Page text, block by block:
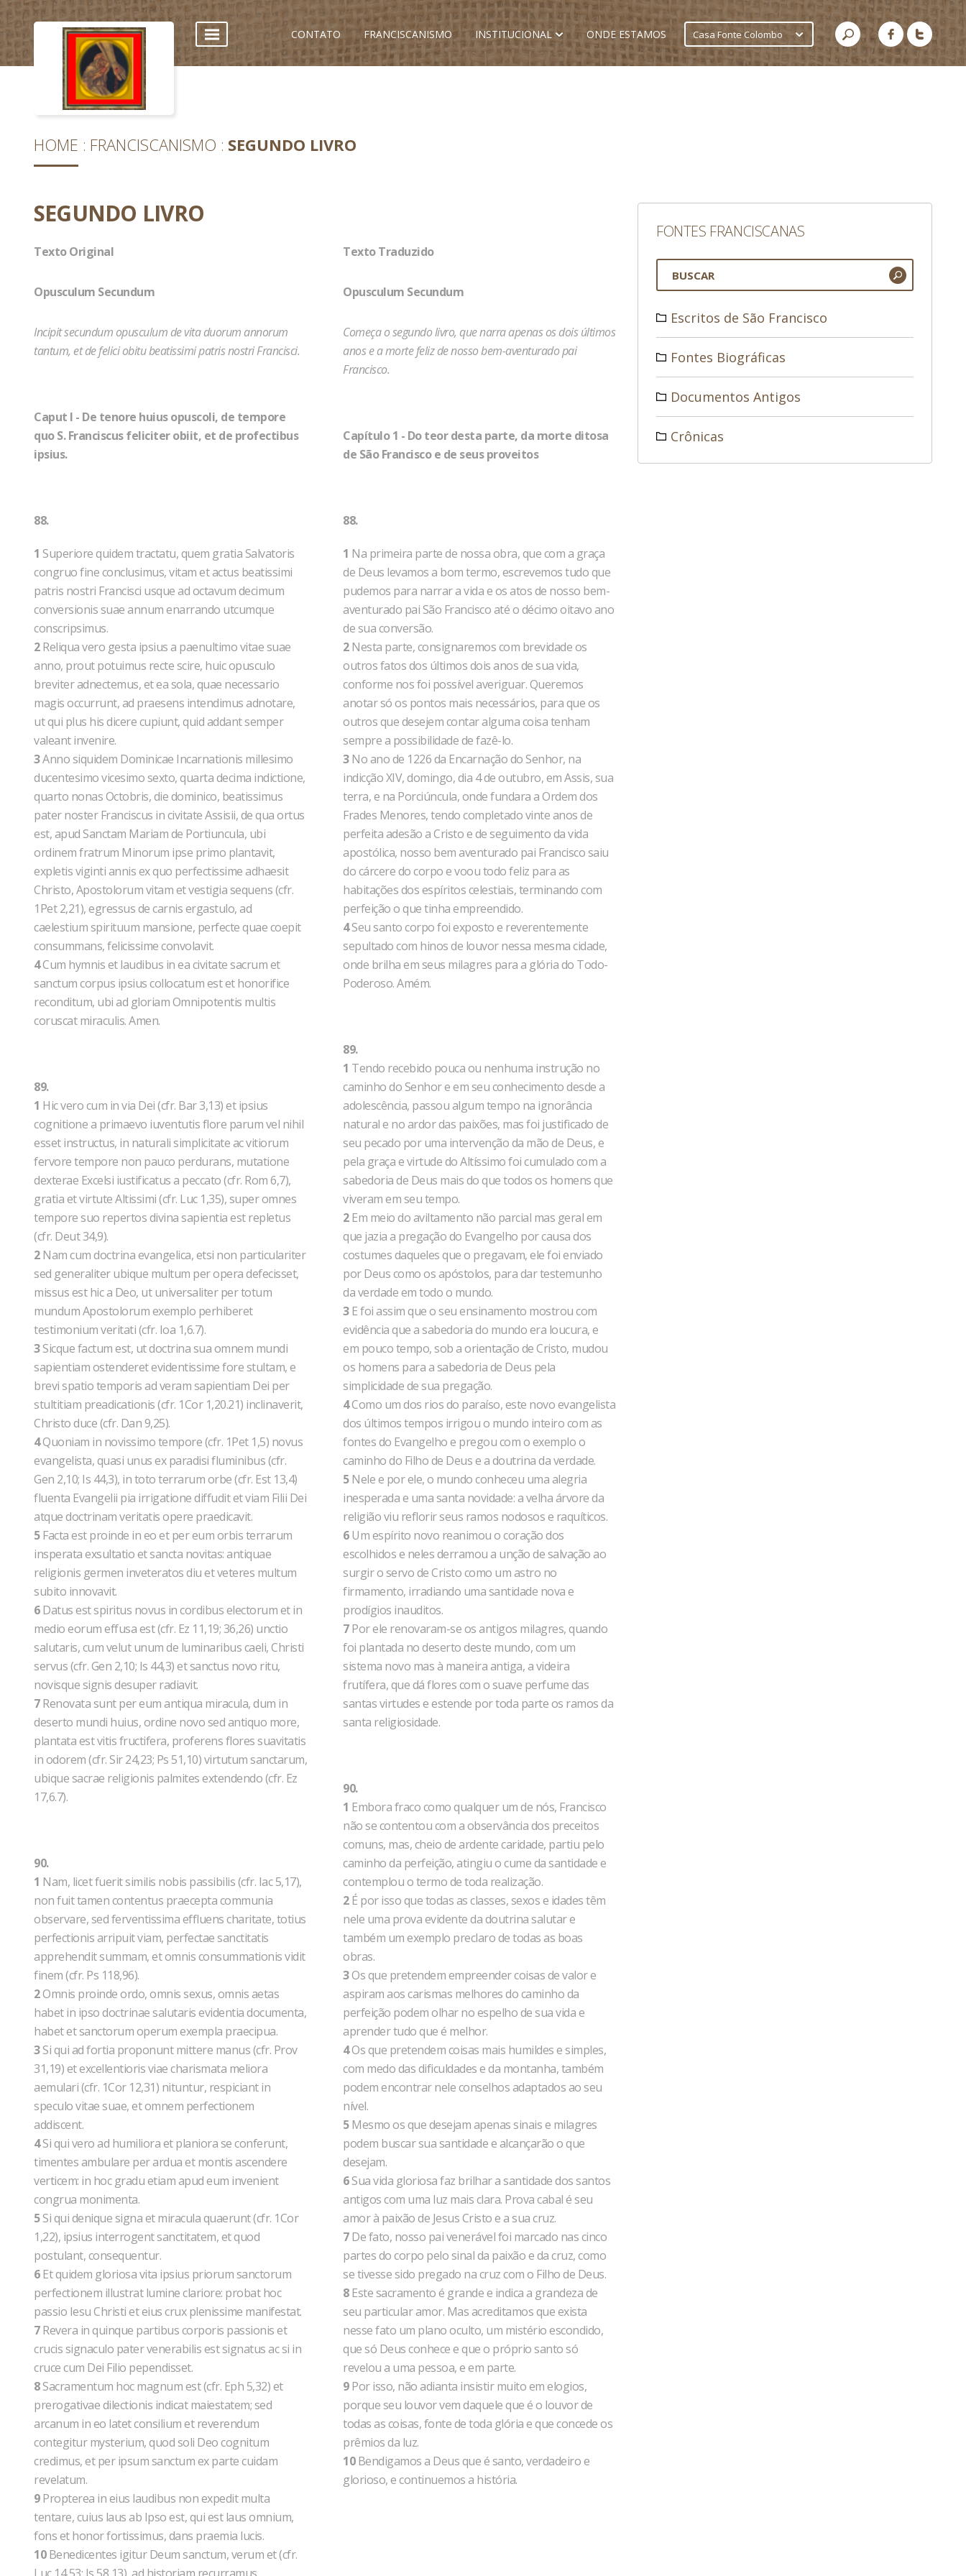
CONTATO FRANCISCANISMO INSTITUCIONAL ONDE ESTAMOS Casa Fonte Colombo
HOME FRANCISCANISMO SEGUNDO LIVRO
SEGUNDO LIVRO
Texto Original
Opusculum Secundum
Incipit secundum opusculum de vita duorum annorum
tantum, et de felici obitu beatissimi patris nostri Francisci.
Caput I - De tenore huius opuscoli, de tempore
quo S. Franciscus feliciter obiit, et de profectibus
ipsius.
88.
1 Superiore quidem tractatu, quem gratia Salvatoris
congruo fine conclusimus, vitam et actus beatissimi
patris nostri Francisci usque ad octavum decimum
conversionis suae annum enarrando utcumque
conscripsimus.
2Reliqua vero gesta ipsius a paenultimo vitae suae
anno, prout potuimus recte scire, huic opusculo
breviter adnectemus, et ea sola, quae necessario
magis occurrunt, ad praesens intendimus adnotare,
ut qui plus his dicere cupiunt, quid addant semper
valeant invenire.
3Anno siquidem Dominicae Incarnationis millesimo
ducentesimo vicesimo sexto, quarta decima indictione,
quarto nonas Octobris, die dominico, beatissimus
pater noster Franciscus in civitate Assisii, de qua ortus
est, apud Sanctam Mariam de Portiuncula, ubi
ordinem fratrum Minorum ipse primo plantavit,
expletis viginti annis ex quo perfectissime adhaesit
Christo, Apostolorum vitam et vestigia sequens (cfr.
1Pet 2,21), egressus de carnis ergastulo, ad
caelestium spirituum mansione, perfecte quae coepit
consummans, felicissime convolavit.
4Cum hymnis et laudibus in ea civitate sacrum et
sanctum corpus ipsius collocatum est et honorifice
reconditum, ubi ad gloriam Omnipotentis multis
coruscat miraculis. Amen.
89.
1 Hic vero cum in via Dei (cfr. Bar 3,13) et ipsius
cognitione a primaevo iuventutis flore parum vel nihil
esset instructus, in naturali simplicitate ac vitiorum
fervore tempore non pauco perdurans, mutatione
dexterae Excelsi iustificatus a peccato (cfr. Rom 6,7),
gratia et virtute Altissimi (cfr. Luc 1,35), super omnes
tempore suo repertos divina sapientia est repletus
(cfr. Deut 34,9).
2Nam cum doctrina evangelica, etsi non particulariter
sed generaliter ubique multum per opera defecisset,
missus est hic a Deo, ut universaliter per totum
mundum Apostolorum exemplo perhiberet
testimonium veritati (cfr. Ioa 1,6.7).
3Sicque factum est, ut doctrina sua omnem mundi
sapientiam ostenderet evidentissime fore stultam, e
brevi spatio temporis ad veram sapientiam Dei per
stultitiam preadicationis (cfr. 1Cor 1,20.21) inclinaverit,
Christo duce (cfr. Dan 9,25).
4Quoniam in novissimo tempore (cfr. 1Pet 1,5) novus
evangelista, quasi unus ex paradisi fluminibus (cfr.
Gen 2,10; Is 44,3), in toto terrarum orbe (cfr. Est 13,4)
fluenta Evangelii pia irrigatione diffudit et viam Filii Dei
atque doctrinam veritatis opere praedicavit.
5Facta est proinde in eo et per eum orbis terrarum
insperata exsultatio et sancta novitas: antiquae
religionis germen inveteratos diu et veteres multum
subito innovavit.
6Datus est spiritus novus in cordibus electorum et in
medio eorum effusa est (cfr. Ez 11,19; 36,26) unctio
salutaris, cum velut unum de luminaribus caeli, Christi
servus (cfr. Gen 2,10; Is 44,3) et sanctus novo ritu,
novisque signis desuper radiavit.
7Renovata sunt per eum antiqua miracula, dum in
deserto mundi huius, ordine novo sed antiquo more,
plantata est vitis fructifera, proferens flores suavitatis
in odorem (cfr. Sir 24,23; Ps 51,10) virtutum sanctarum,
ubique sacrae religionis palmites extendendo (cfr. Ez
17,6.7).
90.
1 Nam, licet fuerit similis nobis passibilis (cfr. Iac 5,17),
non fuit tamen contentus praecepta communia
observare, sed ferventissima effluens charitate, totius
perfectionis arripuit viam, perfectae sanctitatis
apprehendit summam, et omnis consummationis vidit
finem (cfr. Ps 118,96).
2Omnis proinde ordo, omnis sexus, omnis aetas
habet in ipso doctrinae salutaris evidentia documenta,
habet et sanctorum operum exempla praecipua.
3Si qui ad fortia proponunt mittere manus (cfr. Prov
31,19) et excellentioris viae charismata meliora
aemulari (cfr. 1Cor 12,31) nituntur, respiciant in
speculo vitae suae, et omnem perfectionem
addiscent.
4Si qui vero ad humiliora et planiora se conferunt,
timentes ambulare per ardua et montis ascendere
verticem: in hoc gradu etiam apud eum invenient
congrua monimenta.
5Si qui denique signa et miracula quaerunt (cfr. 1Cor
1,22), ipsius interrogent sanctitatem, et quod
postulant, consequentur.
6Et quidem gloriosa vita ipsius priorum sanctorum
perfectionem illustrat lumine clariore: probat hoc
passio Iesu Christi et eius crux plenissime manifestat.
7Revera in quinque partibus corporis passionis et
crucis signaculo pater venerabilis est signatus ac si in
cruce cum Dei Filio pependisset.
8Sacramentum hoc magnum est (cfr. Eph 5,32) et
prerogativae dilectionis indicat maiestatem; sed
arcanum in eo latet consilium et reverendum
contegitur mysterium, quod soli Deo cognitum
credimus, et per ipsum sanctum ex parte cuidam
revelatum.
9Propterea in eius laudibus non expedit multa
tentare, cuius laus ab Ipso est, qui est laus omnium,
fons et honor fortissimus, dans praemia lucis.
10Benedicentes igitur Deum sanctum, verum et (cfr.
Texto Traduzido
Opusculum Secundum
Começa o segundo livro, que narra apenas os dois últimos
anos e a morte feliz de nosso bem-aventurado pai
Francisco.
Capítulo 1 - Do teor desta parte, da morte ditosa
de São Francisco e de seus proveitos
88.
1 Na primeira parte de nossa obra, que com a graça
de Deus levamos a bom termo, escrevemos tudo que
pudemos para narrar a vida e os atos de nosso bem-
aventurado pai São Francisco até o décimo oitavo ano
de sua conversão.
2Nesta parte, consignaremos com brevidade os
outros fatos dos últimos dois anos de sua vida,
conforme nos foi possível averiguar. Queremos
anotar só os pontos mais necessários, para que os
outros que desejem contar alguma coisa tenham
sempre a possibilidade de fazê-lo.
3No ano de 1226 da Encarnação do Senhor, na
indicção XIV, domingo, dia 4 de outubro, em Assis, sua
terra, e na Porciúncula, onde fundara a Ordem dos
Frades Menores, tendo completado vinte anos de
perfeita adesão a Cristo e de seguimento da vida
apostólica, nosso bem aventurado pai Francisco saiu
do cárcere do corpo e voou todo feliz para as
habitações dos espíritos celestiais, terminando com
perfeição o que tinha empreendido.
4Seu santo corpo foi exposto e reverentemente
sepultado com hinos de louvor nessa mesma cidade,
onde brilha em seus milagres para a glória do Todo-
Poderoso. Amém.
89.
1 Tendo recebido pouca ou nenhuma instrução no
caminho do Senhor e em seu conhecimento desde a
adolescência, passou algum tempo na ignorância
natural e no ardor das paixões, mas foi justificado de
seu pecado por uma intervenção da mão de Deus, e
pela graça e virtude do Altíssimo foi cumulado com a
sabedoria de Deus mais do que todos os homens que
viveram em seu tempo.
2Em meio do aviltamento não parcial mas geral em
que jazia a pregação do Evangelho por causa dos
costumes daqueles que o pregavam, ele foi enviado
por Deus como os apóstolos, para dar testemunho
da verdade em todo o mundo.
3E foi assim que o seu ensinamento mostrou com
evidência que a sabedoria do mundo era loucura, e
em pouco tempo, sob a orientação de Cristo, mudou
os homens para a sabedoria de Deus pela
simplicidade de sua pregação.
4Como um dos rios do paraíso, este novo evangelista
dos últimos tempos irrigou o mundo inteiro com as
fontes do Evangelho e pregou com o exemplo o
caminho do Filho de Deus e a doutrina da verdade.
5Nele e por ele, o mundo conheceu uma alegria
inesperada e uma santa novidade: a velha árvore da
religião viu reflorir seus ramos nodosos e raquíticos.
6Um espírito novo reanimou o coração dos
escolhidos e neles derramou a unção de salvação ao
surgir o servo de Cristo como um astro no
firmamento, irradiando uma santidade nova e
prodígios inauditos.
7Por ele renovaram-se os antigos milagres, quando
foi plantada no deserto deste mundo, com um
sistema novo mas à maneira antiga, a videira
frutífera, que dá flores com o suave perfume das
santas virtudes e estende por toda parte os ramos da
santa religiosidade.
90.
1 Embora fraco como qualquer um de nós, Francisco
não se contentou com a observância dos preceitos
comuns, mas, cheio de ardente caridade, partiu pelo
caminho da perfeição, atingiu o cume da santidade e
contemplou o termo de toda realização.
2É por isso que todas as classes, sexos e idades têm
nele uma prova evidente da doutrina salutar e
também um exemplo preclaro de todas as boas
obras.
3Os que pretendem empreender coisas de valor e
aspiram aos carismas melhores do caminho da
perfeição podem olhar no espelho de sua vida e
aprender tudo que é melhor.
4Os que pretendem coisas mais humildes e simples,
com medo das dificuldades e da montanha, também
podem encontrar nele conselhos adaptados ao seu
nível.
5Mesmo os que desejam apenas sinais e milagres
podem buscar sua santidade e alcançarão o que
desejam.
6Sua vida gloriosa faz brilhar a santidade dos santos
antigos com uma luz mais clara. Prova cabal é seu
amor à paixão de Jesus Cristo e a sua cruz.
7De fato, nosso pai venerável foi marcado nas cinco
partes do corpo pelo sinal da paixão e da cruz, como
se tivesse sido pregado na cruz com o Filho de Deus.
8Este sacramento é grande e indica a grandeza de
seu particular amor. Mas acreditamos que exista
nesse fato um plano oculto, um mistério escondido,
que só Deus conhece e que o próprio santo só
revelou a uma pessoa, e em parte.
9Por isso, não adianta insistir muito em elogios,
porque seu louvor vem daquele que é o louvor de
todas as coisas, fonte de toda glória e que concede os
prêmios da luz.
10Bendigamos a Deus que é santo, verdadeiro e
glorioso, e continuemos a história.
FONTES FRANCISCANAS
Escritos de São Francisco
Fontes Biográficas
Documentos Antigos
Crônicas